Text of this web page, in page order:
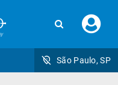
seu
São Paulo, SP